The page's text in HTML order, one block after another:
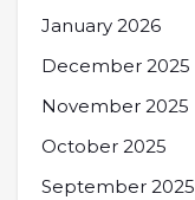
January 2026
December 2025
November 2025
October 2025
September 2025